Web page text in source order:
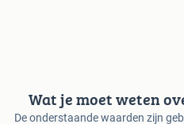
Wat je moet weten
De onderstaande waarden zijn